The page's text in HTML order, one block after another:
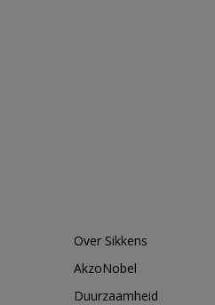
Over Sikkens
AkzoNobel
Duurzaamheid